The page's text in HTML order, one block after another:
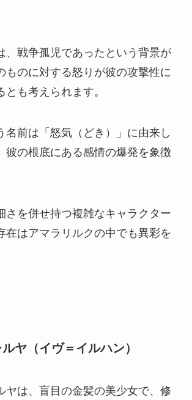
、戦争孤児であったという背景が
ものに対する怒りが彼の攻撃性に
とも考えられます。
名前は「怒気（どき）」に由来し
彼の根底にある感情の爆発を象徴
さを併せ持つ複雑なキャラクター
在はアマラリルクの中でも異彩を
ヤ（イヴ＝イルハン）
ヤは、盲目の金髪の美少女で、修